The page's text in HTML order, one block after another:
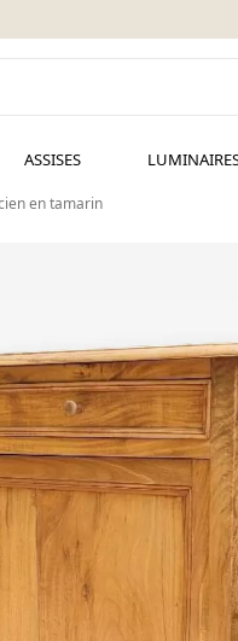
ASSISES
en tamarin